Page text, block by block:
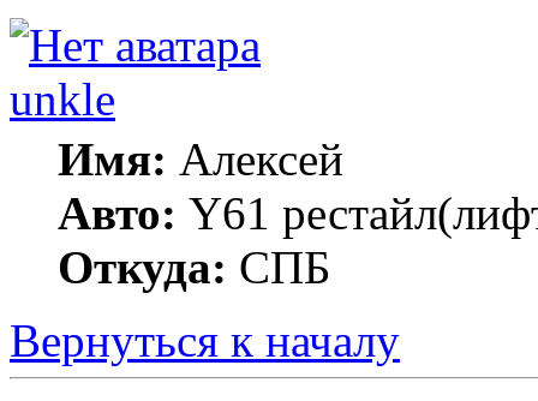
unkle
Имя: Алексей
Авто: Y61
Откуда: СПБ
Вернуться к началу